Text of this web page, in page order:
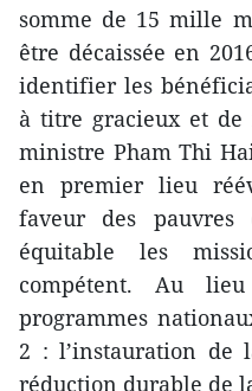
somme de 15 mille
être décaissée en
identifier les
à titre gracieux et
ministre Pham Thi
en premier lieu
faveur des
équitable les
compétent. Au
programmes
2 : l’instauration
réduction durable de